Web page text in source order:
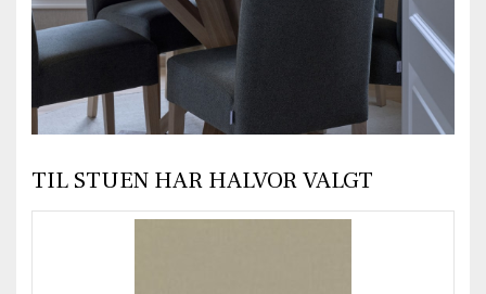
TIL STUEN HAR HALVOR VALGT